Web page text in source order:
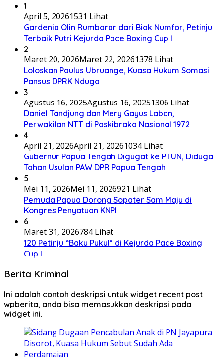
1
April 5, 20261531 Lihat
Gardenia Olin Rumbarar dari Biak Numfor, Petinju
Terbaik Putri Kejurda Pace Boxing Cup I
2
Maret 20, 2026Maret 22, 20261378 Lihat
Loloskan Paulus Ubruange, Kuasa Hukum Somasi
Pansus DPRK Nduga
3
Agustus 16, 2025Agustus 16, 20251306 Lihat
Daniel Tandjung dan Mery Gayus Laban,
Perwakilan NTT di Paskibraka Nasional 1972
4
April 21, 2026April 21, 20261034 Lihat
Gubernur Papua Tengah Digugat ke PTUN, Diduga
Tahan Usulan PAW DPR Papua Tengah
5
Mei 11, 2026Mei 11, 2026921 Lihat
Pemuda Papua Dorong Sopater Sam Maju di
Kongres Penyatuan KNPI
6
Maret 31, 2026784 Lihat
120 Petinju “Baku Pukul” di Kejurda Pace Boxing
Cup I
Berita Kriminal
Ini adalah contoh deskripsi untuk widget recent post
wpberita, anda bisa memasukkan deskripsi pada
widget ini.